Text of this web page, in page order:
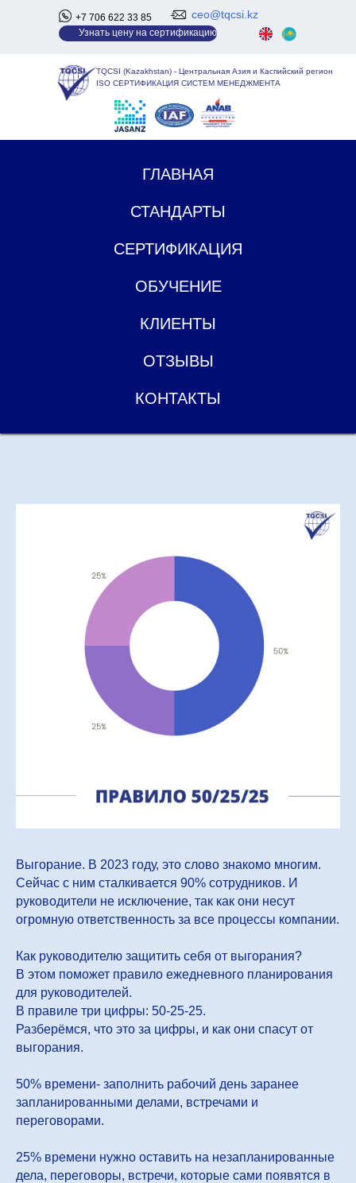
+7 706 622 33 85 ceo@tqcsi.kz
Узнать цену на сертификацию
TQCSI (Kazakhstan) - Центральная Азия и Каспийский регион
ISO СЕРТИФИКАЦИЯ СИСТЕМ МЕНЕДЖМЕНТА
ГЛАВНАЯ
СТАНДАРТЫ
СЕРТИФИКАЦИЯ
ОБУЧЕНИЕ
КЛИЕНТЫ
ОТЗЫВЫ
КОНТАКТЫ
Выгорание. В 2023 году, это слово знакомо многим.
Сейчас с ним сталкивается 90% сотрудников. И
руководители не исключение, так как они несут
огромную ответственность за все процессы компании.
Как руководителю защитить себя от выгорания?
В этом поможет правило ежедневного планирования
для руководителей.
В правиле три цифры: 50-25-25.
Разберёмся, что это за цифры, и как они спасут от
выгорания.
50% времени- заполнить рабочий день заранее
запланированными делами, встречами и
переговорами.
25% времени нужно оставить на незапланированные
дела, переговоры, встречи, которые сами появятся в